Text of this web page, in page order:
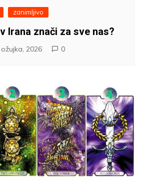
zanimljivo
Irana znači za sve nas?
2026 0